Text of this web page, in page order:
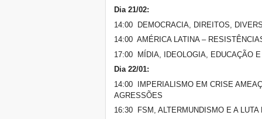
Dia 21/02:
14:00 DEMOCRACIA, DIREITOS,
14:00 AMÉRICA LATINA –
17:00 MÍDIA, IDEOLOGIA, EDUCAÇÃO
Dia 22/01:
14:00 IMPERIALISMO EM CRISE
AGRESSÕES
16:30 FSM, ALTERMUNDISMO E A